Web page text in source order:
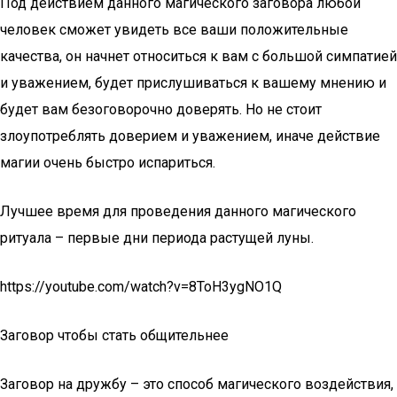
человек сможет увидеть все ваши положительные
качества, он начнет относиться к вам с большой симпатией
и уважением, будет прислушиваться к вашему мнению и
будет вам безоговорочно доверять. Но не стоит
злоупотреблять доверием и уважением, иначе действие
магии очень быстро испариться.
Лучшее время для проведения данного магического
ритуала – первые дни периода растущей луны.
https://youtube.com/watch?v=8ToH3ygNO1Q
Заговор чтобы стать общительнее
Заговор на дружбу – это способ магического воздействия,